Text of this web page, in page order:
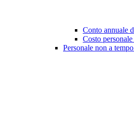
Conto annuale
Costo
Personale non a